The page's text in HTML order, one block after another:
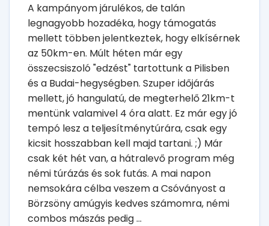
A kampányom járulékos, de talán
legnagyobb hozadéka, hogy támogatás
mellett többen jelentkeztek, hogy elkísérnek
az 50km-en. Múlt héten már egy
összecsiszoló "edzést" tartottunk a Pilisben
és a Budai-hegységben. Szuper időjárás
mellett, jó hangulatú, de megterhelő 21km-t
mentünk valamivel 4 óra alatt. Ez már egy jó
tempó lesz a teljesítménytúrára, csak egy
kicsit hosszabban kell majd tartani. ;) Már
csak két hét van, a hátralevő program még
némi túrázás és sok futás. A mai napon
nemsokára célba veszem a Csóványost a
Börzsöny amúgyis kedves számomra, némi
combos mászás pedig ...